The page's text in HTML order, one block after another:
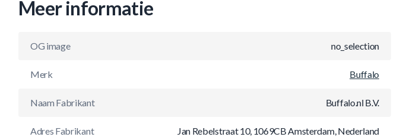
Meer informatie
OG image no_selection
Merk Buffalo
Naam Fabrikant Buffalo.nl B.V.
Adres Fabrikant Jan Rebelstraat 10, 1069CB Amsterdam, Nederland